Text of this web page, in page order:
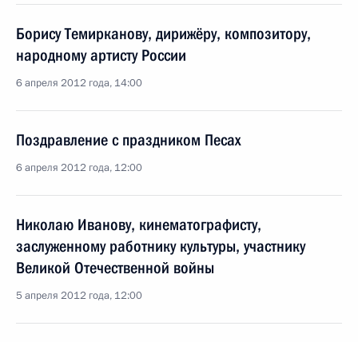
Борису Темирканову, дирижёру, композитору,
народному артисту России
6 апреля 2012 года, 14:00
Поздравление с праздником Песах
6 апреля 2012 года, 12:00
Николаю Иванову, кинематографисту,
заслуженному работнику культуры, участнику
Великой Отечественной войны
5 апреля 2012 года, 12:00